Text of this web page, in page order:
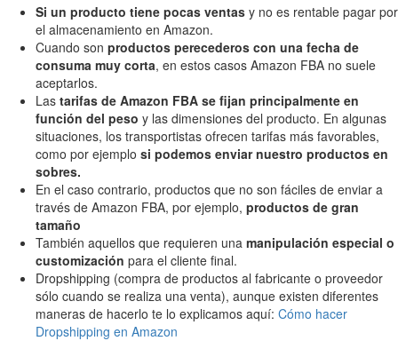
Si un producto tiene pocas ventas y no es rentable pagar por
el almacenamiento en Amazon.
Cuando son productos perecederos con una fecha de
consuma muy corta, en estos casos Amazon FBA no suele
aceptarlos.
Las tarifas de Amazon FBA se fijan principalmente en
función del peso y las dimensiones del producto. En algunas
situaciones, los transportistas ofrecen tarifas más favorables,
como por ejemplo si podemos enviar nuestro productos en
sobres.
En el caso contrario, productos que no son fáciles de enviar a
través de Amazon FBA, por ejemplo, productos de gran
tamaño
También aquellos que requieren una manipulación especial o
customización para el cliente final.
Dropshipping (compra de productos al fabricante o proveedor
sólo cuando se realiza una venta), aunque existen diferentes
maneras de hacerlo te lo explicamos aquí: Cómo hacer
Dropshipping en Amazon